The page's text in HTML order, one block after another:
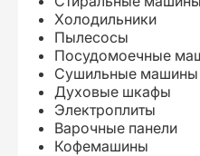
Холодильники
Пылесосы
Посудомоечные
Сушильные машины
Духовые шкафы
Электроплиты
Варочные панели
Кофемашины